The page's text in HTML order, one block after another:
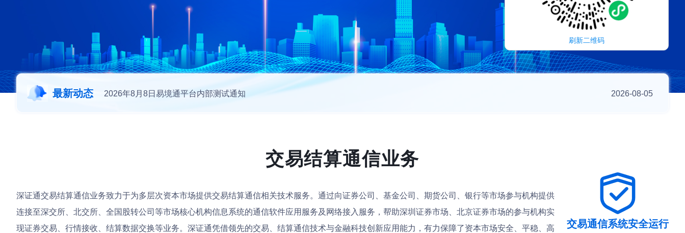
刷新二维码
最新动态 2026年8月8日易境通平台内部测试通知 2026-08-05
交易结算通信业务
深证通交易结算通信业务致力于为多层次资本市场提供交易结算通信相关技术服务。通过向证券公司、基金公司、期货公司、银行等市场参与机构提供
连接至深交所、北交所、全国股转公司等市场核心机构信息系统的通信软件应用服务及网络接入服务，帮助深圳证券市场、北京证券市场的参与机构实
现证券交易、行情接收、结算数据交换等业务。深证通凭借领先的交易、结算通信技术与金融科技创新应用能力，有力保障了资本市场安全、平稳、高
交易通信系统安全运行